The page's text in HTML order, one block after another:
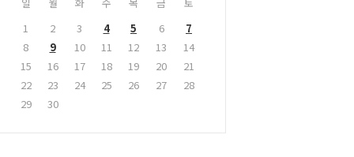
1
2 3 4 5 6
7
8
9 10 11 12 13
14
15
16 17 18 19 20
21
22
23 24 25 26 27
28
29
30